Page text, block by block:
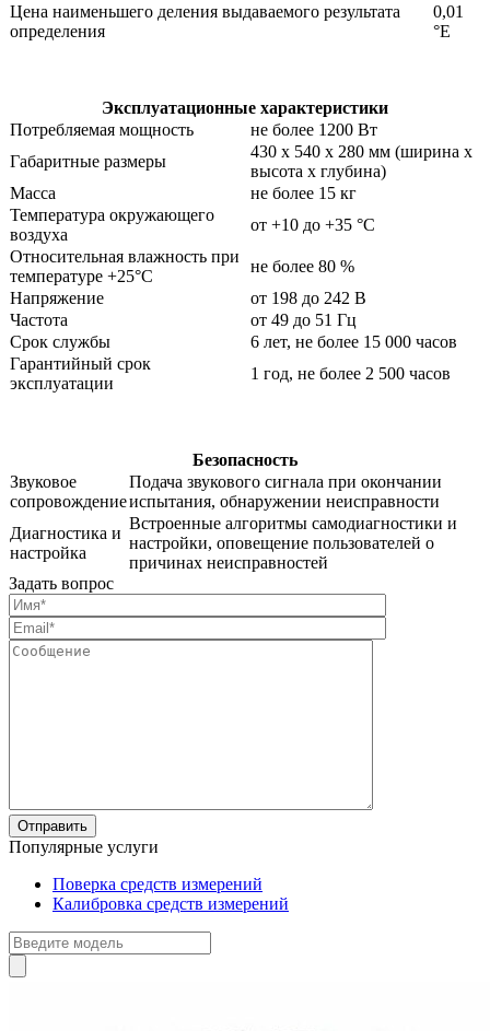
Цена наименьшего деления выдаваемого результата
определения
0,01
°Е
Эксплуатационные характеристики
Потребляемая мощность
не более 1200 Вт
Габаритные размеры
430 х 540 х 280 мм (ширина х
высота х глубина)
Масса
не более 15 кг
Температура окружающего
воздуха
от +10 до +35 °C
Относительная влажность при
температуре +25°С
не более 80 %
Напряжение
от 198 до 242 В
Частота
от 49 до 51 Гц
Срок службы
6 лет, не более 15 000 часов
Гарантийный срок
эксплуатации
1 год, не более 2 500 часов
Безопасность
Звуковое
сопровождение
Подача звукового сигнала при окончании
испытания, обнаружении неисправности
Диагностика и
настройка
Встроенные алгоритмы самодиагностики и
настройки, оповещение пользователей о
причинах неисправностей
Задать вопрос
Популярные услуги
Поверка средств измерений
Калибровка средств измерений